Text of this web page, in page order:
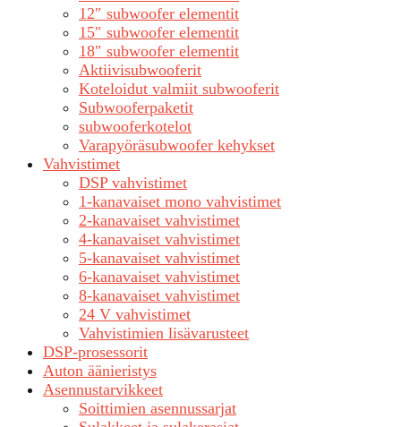
12″ subwoofer elementit
15″ subwoofer elementit
18″ subwoofer elementit
Aktiivisubwooferit
Koteloidut valmiit subwooferit
Subwooferpaketit
subwooferkotelot
Varapyöräsubwoofer kehykset
Vahvistimet
DSP vahvistimet
1-kanavaiset mono vahvistimet
2-kanavaiset vahvistimet
4-kanavaiset vahvistimet
5-kanavaiset vahvistimet
6-kanavaiset vahvistimet
8-kanavaiset vahvistimet
24 V vahvistimet
Vahvistimien lisävarusteet
DSP-prosessorit
Auton äänieristys
Asennustarvikkeet
Soittimien asennussarjat